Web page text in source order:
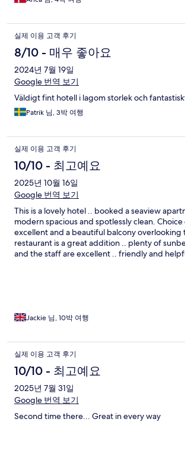
실제 이용 고객 후기
8/10 - 매우 좋아요
2024년 7월 19일
Google 번역 보기
Väldigt fint hotell i lagom storlek och
Patrik 님, 3박 여행
실제 이용 고객 후기
10/10 - 최고예요
2025년 10월 16일
Google 번역 보기
This is a lovely hotel .. booked a seaview
modern spacious and spotlessly clean.
excellent and a beautiful balcony overlooking
restaurant is a great addition .. plenty of
and the staff are excellent .. friendly and
Jackie 님, 10박 여행
실제 이용 고객 후기
10/10 - 최고예요
2025년 7월 31일
Google 번역 보기
Second time there... Great in every way